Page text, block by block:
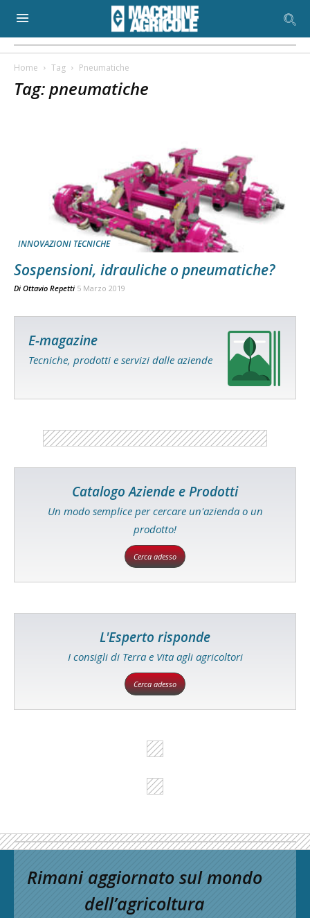
Home Tag Pneumatiche
Tag: pneumatiche
INNOVAZIONI TECNICHE
Sospensioni, idrauliche o pneumatiche?
Di Ottavio Repetti 5 Marzo 2019
E-magazine
Tecniche, prodotti e servizi dalle aziende
Catalogo Aziende e Prodotti
Un modo semplice per cercare un'azienda o un
prodotto!
Cerca adesso
L'Esperto risponde
I consigli di Terra e Vita agli agricoltori
Cerca adesso
Rimani aggiornato sul mondo
dell’agricoltura